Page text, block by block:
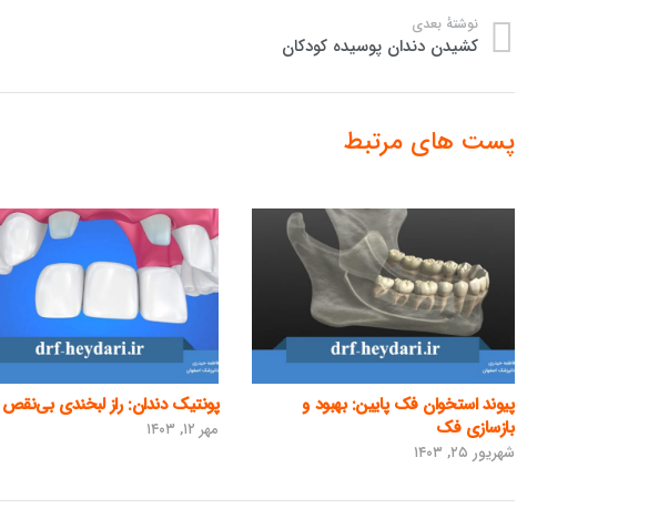
نوشتهٔ بعدی
کشیدن دندان پوسیده کودکان
پست های مرتبط
پیوند استخوان فک پایین: بهبود و
بازسازی فک
شهریور ۲۵, ۱۴۰۳
پونتیک دندان: راز لبخندی بی‌نقص
مهر ۱۲, ۱۴۰۳